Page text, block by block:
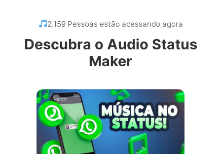
2.159 Pessoas estão acessando agora
Descubra o Audio Status
Maker